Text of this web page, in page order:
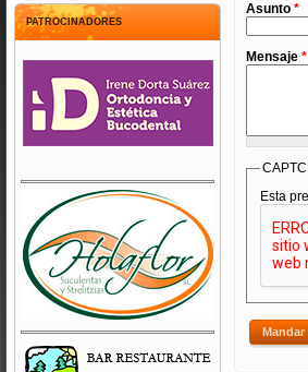
PATROCINADORES
Asunto *
Mensaje *
Esta